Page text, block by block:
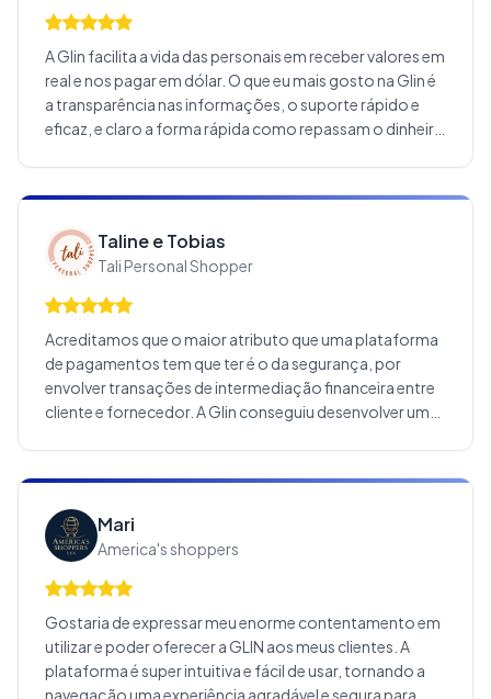
A Glin facilita a vida das personais em receber valores em
real e nos pagar em dólar. O que eu mais gosto na Glin é
a transparência nas informações, o suporte rápido e
eficaz, e claro a forma rápida como repassam o dinheiro
descontos proporcionados. Os meus clientes gostam
de utilizar a Glin, porque as taxas são compatíveis com o
mercado e não tem muita burocracia em ficar pedindo
documentos igual outras plataformas.
Taline e Tobias
Tali Personal Shopper
Acreditamos que o maior atributo que uma plataforma
de pagamentos tem que ter é o da segurança, por
envolver transações de intermediação financeira entre
cliente e fornecedor. A Glin conseguiu desenvolver um
de saber que as transações serão finalizadas e, caso
haja qualquer problema, eles vão nos acionar de forma
rápida e proativa, foi o que a tornou nossa principal
plataforma de pagamentos hoje.
Mari
America's shoppers
Gostaria de expressar meu enorme contentamento em
utilizar e poder oferecer a GLIN aos meus clientes. A
plataforma é super intuitiva e fácil de usar, tornando a
navegação uma experiência agradável e segura para